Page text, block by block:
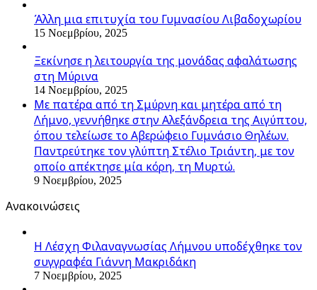
Άλλη μια επιτυχία του Γυμνασίου Λιβαδοχωρίου
15 Νοεμβρίου, 2025
Ξεκίνησε η λειτουργία της μονάδας αφαλάτωσης
στη Μύρινα
14 Νοεμβρίου, 2025
Με πατέρα από τη Σμύρνη και μητέρα από τη
Λήμνο, γεννήθηκε στην Αλεξάνδρεια της Αιγύπτου,
όπου τελείωσε το Αβερώφειο Γυμνάσιο Θηλέων.
Παντρεύτηκε τον γλύπτη Στέλιο Τριάντη, με τον
οποίο απέκτησε μία κόρη, τη Μυρτώ.
9 Νοεμβρίου, 2025
Ανακοινώσεις
Η Λέσχη Φιλαναγνωσίας Λήμνου υποδέχθηκε τον
συγγραφέα Γιάννη Μακριδάκη
7 Νοεμβρίου, 2025